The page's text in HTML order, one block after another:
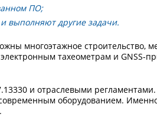
ПО;
выполняют другие задачи.
многоэтажное
тахеометрам и GNSS-
и отраслевыми
оборудованием.